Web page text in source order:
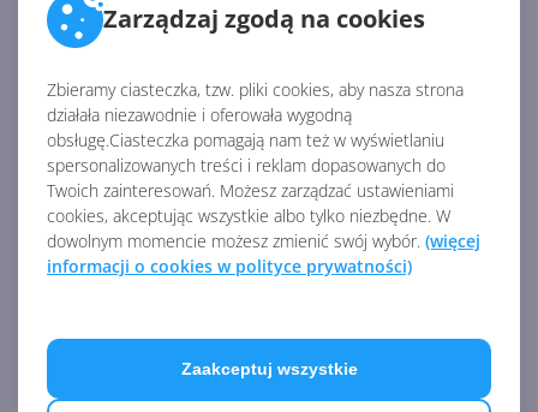
Zarządzaj zgodą na cookies
Zbieramy ciasteczka, tzw. pliki cookies, aby nasza strona
działała niezawodnie i oferowała wygodną
obsługę.Ciasteczka pomagają nam też w wyświetlaniu
spersonalizowanych treści i reklam dopasowanych do
Twoich zainteresowań. Możesz zarządzać ustawieniami
cookies, akceptując wszystkie albo tylko niezbędne. W
dowolnym momencie możesz zmienić swój wybór. (więcej
informacji o cookies w polityce prywatności)
Zaakceptuj wszystkie
ARTYKUŁY Z KATEGORII OFFICE 2016
Odebranie pełnomocnictwa
Definiowanie uprawnień